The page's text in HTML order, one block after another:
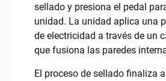
sellado y presiona el pedal
unidad. La unidad aplica una
de electricidad a través de un
que fusiona las paredes
El proceso de sellado finaliza